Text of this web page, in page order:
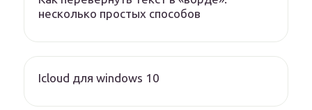
несколько простых способов
Icloud для windows 10